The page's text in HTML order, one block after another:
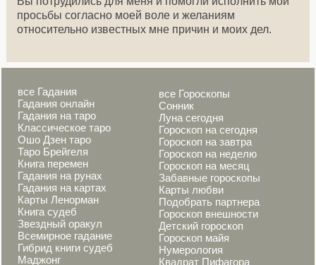
просьбы согласно моей воле и желаниям
относительно известных мне причин и моих дел.
все Гадания
Гадания онлайн
Гадания на таро
Классическое таро
Ошо Дзен таро
Таро Брейгеля
Книга перемен
Гадания на рунах
Гадания на картах
Карты Ленорман
Книга судеб
Звездный оракул
Всемирное гадание
Гибрид книги судеб
Маджонг
все Гороскопы
Сонник
Луна сегодня
Гороскоп на сегодня
Гороскоп на завтра
Гороскоп на неделю
Гороскоп на месяц
Забавные гороскопы
Карты любви
Подобрать партнера
Гороскоп внешности
Детский гороскоп
Гороскоп майя
Нумерология
Квадрат Пифагора